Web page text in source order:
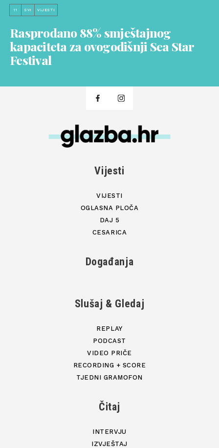
11 SVI VIJESTI
Rasprodano 88% smještajnog
kapaciteta za ovogodišnji Sea Star
Festival
Vijesti
VIJESTI
OGLASNA PLOČA
DAJ 5
CESARICA
Događanja
Slušaj & Gledaj
REPLAY
PODCAST
VIDEO PRIČE
RECORDING + SCORE
TJEDNI GRAMOFON
Čitaj
INTERVJU
IZVJEŠTAJ